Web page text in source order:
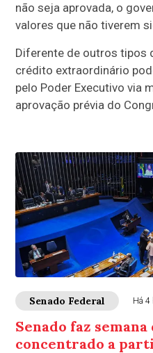
não seja aprovada, o
valores que não tiverem
Diferente de outros tipos
crédito extraordinário
pelo Poder Executivo via
aprovação prévia do
Senado Federal Há 4
Senado faz
concentrado a